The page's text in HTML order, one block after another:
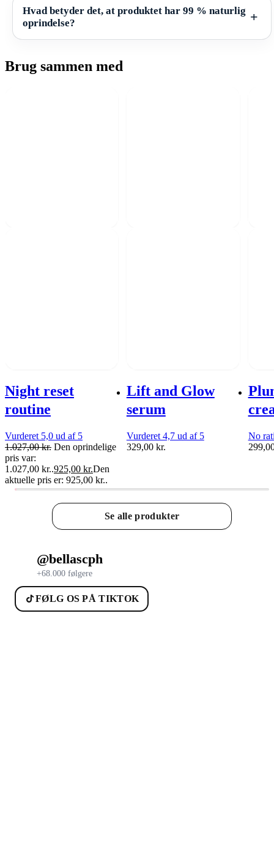
Hvad betyder det, at produktet har 99 % naturlig
oprindelse?
Brug sammen med
Night reset
routine
Vurderet 5,0 ud af 5
1.027,00kr. Den oprindelige
pris var:
1.027,00 kr..925,00 kr.Den
aktuelle pris er: 925,00 kr..
Lift and Glow
serum
Vurderet 4,7 ud af 5
329,00 kr.
No
Se alle produkter
@bellascph
+68.000 følgere
FØLG OS PÅ TIKTOK